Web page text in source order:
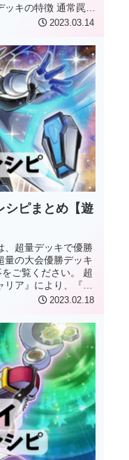
キの特徴 通常罠で
2023.03.14
シピまとめ【遊
、超量デッキで優勝
量の大会優勝デッキ
ご覧ください。 超
ア』により、『超
2023.02.18